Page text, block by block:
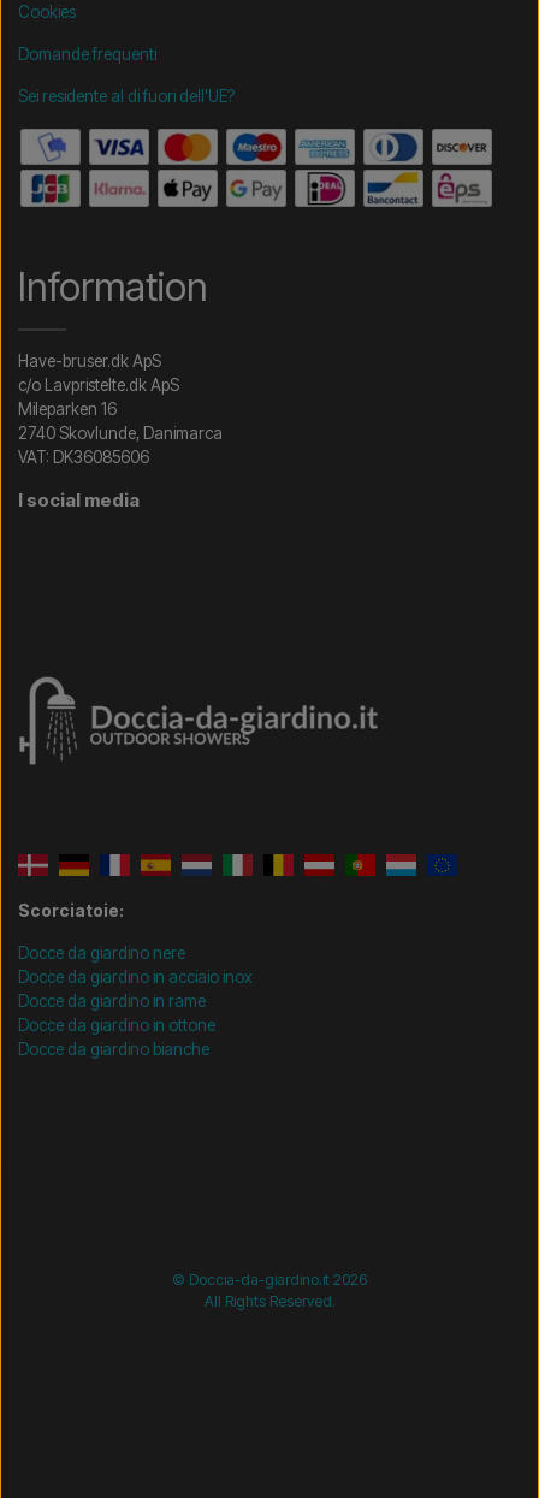
Cookies
Domande frequenti
Sei residente al di fuori dell'UE?
Information
Have-bruser.dk ApS
c/o Lavpristelte.dk ApS
Mileparken 16
2740 Skovlunde, Danimarca
VAT: DK36085606
I social media
Scorciatoie:
Docce da giardino nere
Docce da giardino in acciaio inox
Docce da giardino in rame
Docce da giardino in ottone
Docce da giardino bianche
© Doccia-da-giardino.it 2026
All Rights Reserved.